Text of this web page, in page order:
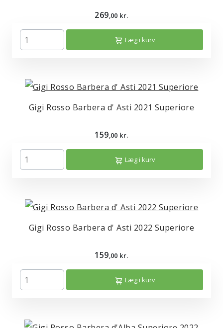
269,00 kr.
Læg i kurv
Gigi Rosso Barbera d' Asti 2021 Superiore
159,00 kr.
Læg i kurv
Gigi Rosso Barbera d' Asti 2022 Superiore
159,00 kr.
Læg i kurv